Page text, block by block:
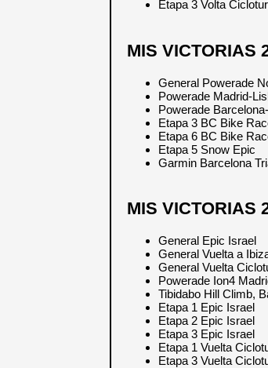
Etapa 3 Volta
MIS VICTORIAS
General Powerade
Powerade Madrid-
Powerade
Etapa 3 BC Bike
Etapa 6 BC Bike
Etapa 5 Snow Epic
Garmin Barcelona
MIS VICTORIAS
General Epic Israel
General Vuelta a
General Vuelta
Powerade Ion4
Tibidabo Hill Climb,
Etapa 1 Epic Israel
Etapa 2 Epic Israel
Etapa 3 Epic Israel
Etapa 1 Vuelta
Etapa 3 Vuelta